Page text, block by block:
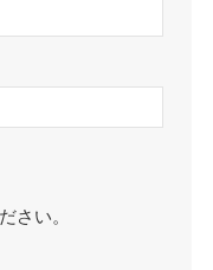
さい。